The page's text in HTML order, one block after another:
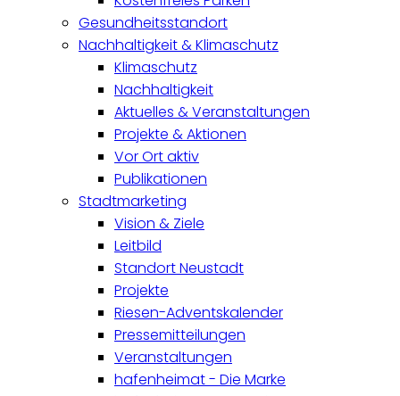
Gesundheitsstandort
Nachhaltigkeit & Klimaschutz
Klimaschutz
Nachhaltigkeit
Aktuelles & Veranstaltungen
Projekte & Aktionen
Vor Ort aktiv
Publikationen
Stadtmarketing
Vision & Ziele
Leitbild
Standort Neustadt
Projekte
Riesen-Adventskalender
Pressemitteilungen
Veranstaltungen
hafenheimat - Die Marke